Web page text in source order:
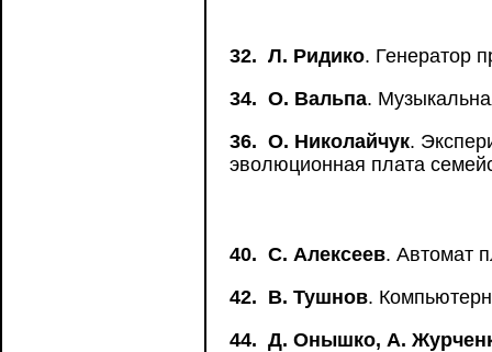
32. Л. Ридико. Генератор
34. О. Вальпа.
36. О. Николайчук.
эволюционная плата
40. С. Алексеев. Автомат
42. В. Тушнов.
44. Д. Онышко, А.